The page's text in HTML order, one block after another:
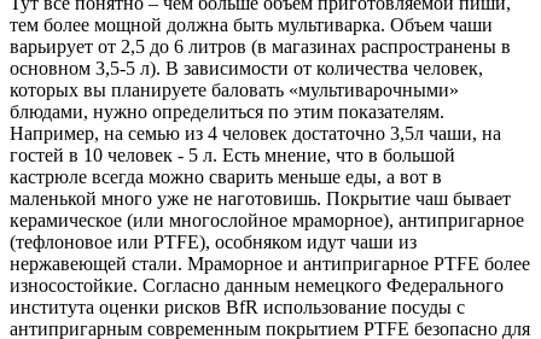
тем более мощной должна быть мультиварка. Объем чаши
варьирует от 2,5 до 6 литров (в магазинах распространены в
основном 3,5-5 л). В зависимости от количества человек,
которых вы планируете баловать «мультиварочными»
блюдами, нужно определиться по этим показателям.
Например, на семью из 4 человек достаточно 3,5л чаши, на
гостей в 10 человек - 5 л. Есть мнение, что в большой
кастрюле всегда можно сварить меньше еды, а вот в
маленькой много уже не наготовишь. Покрытие чаш бывает
керамическое (или многослойное мраморное), антипригарное
(тефлоновое или PTFE), особняком идут чаши из
нержавеющей стали. Мраморное и антипригарное PTFE более
износостойкие. Согласно данным немецкого Федерального
института оценки рисков BfR использование посуды с
антипригарным современным покрытием PTFE безопасно для